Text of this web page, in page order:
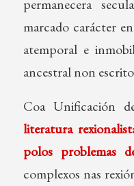
permanecera
marcado carácter
atemporal e
ancestral non
Coa Unificación
literatura
polos problemas
complexos nas